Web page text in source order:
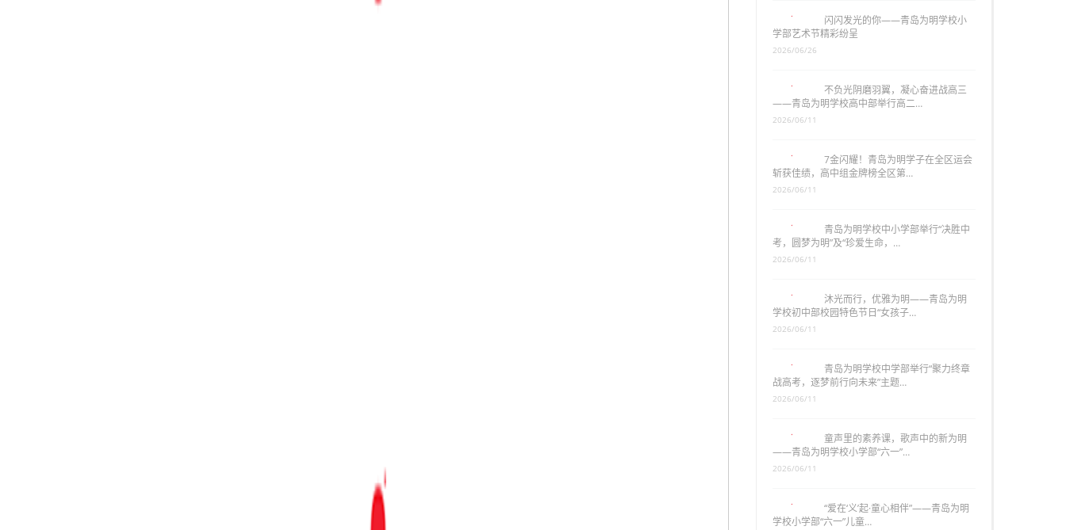
闪闪发光的你——青岛为明学校小
学部艺术节精彩纷呈
不负光阴磨羽翼，凝心奋进战高三
——青岛为明学校高中部举行高二…
7金闪耀！青岛为明学子在全区运会
斩获佳绩，高中组金牌榜全区第…
青岛为明学校中小学部举行“决胜中
考，圆梦为明”及“珍爱生命，…
沐光而行，优雅为明——青岛为明
学校初中部校园特色节日“女孩子…
青岛为明学校中学部举行“聚力终章
战高考，逐梦前行向未来”主题…
童声里的素养课，歌声中的新为明
——青岛为明学校小学部“六一”…
“爱在‘义’起·童心相伴”——青岛为明
学校小学部“六一”儿童…